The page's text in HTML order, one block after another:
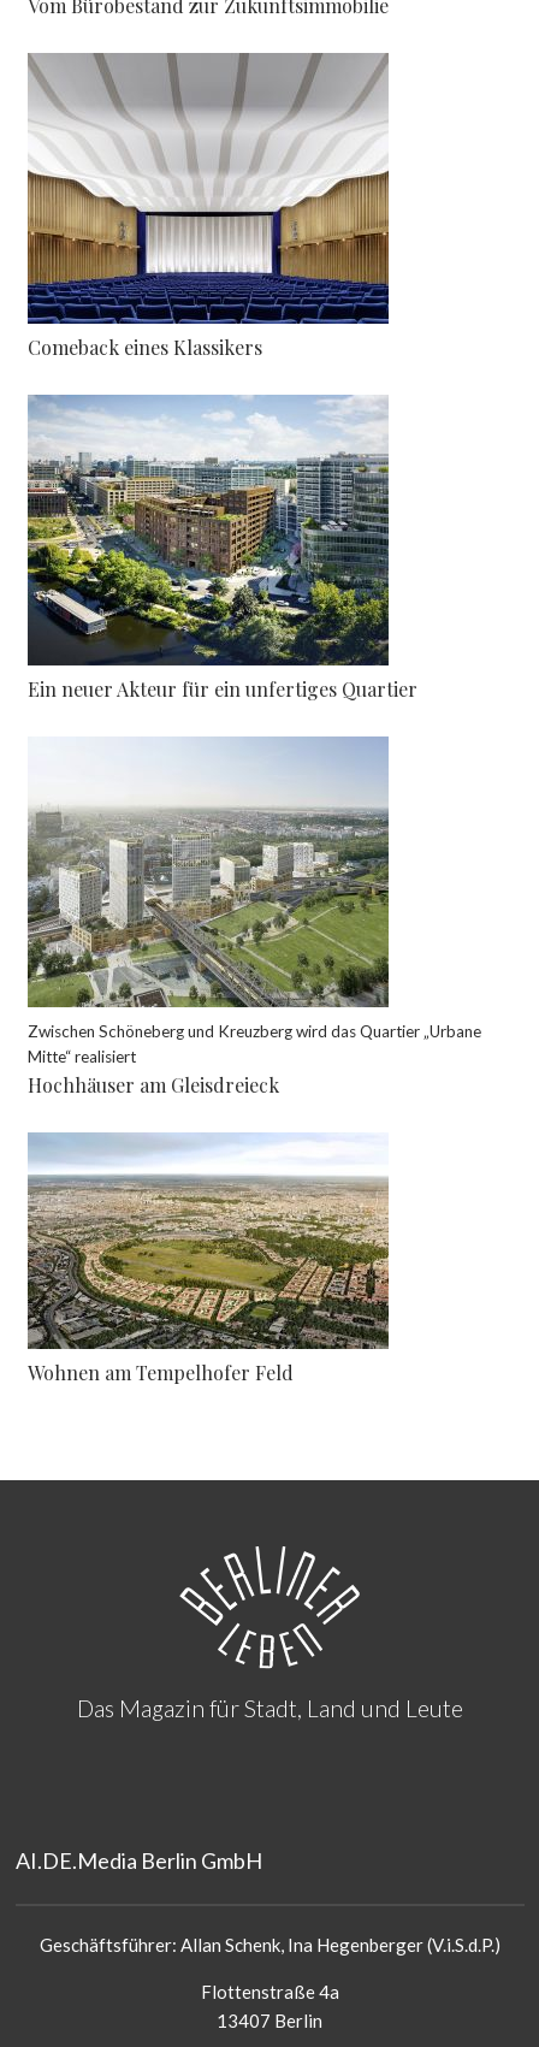
Vom Bürobestand zur Zukunftsimmobilie
Comeback eines Klassikers
Ein neuer Akteur für ein unfertiges Quartier
Zwischen Schöneberg und Kreuzberg wird das Quartier „Urbane
Mitte“ realisiert
Hochhäuser am Gleisdreieck
Wohnen am Tempelhofer Feld
Das Magazin für Stadt, Land und Leute
AI.DE.Media Berlin GmbH
Geschäftsführer: Allan Schenk, Ina Hegenberger (V.i.S.d.P.)
Flottenstraße 4a
13407 Berlin